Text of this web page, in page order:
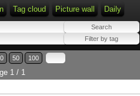
Tag cloud Picture wall Daily
50 100
1 / 1